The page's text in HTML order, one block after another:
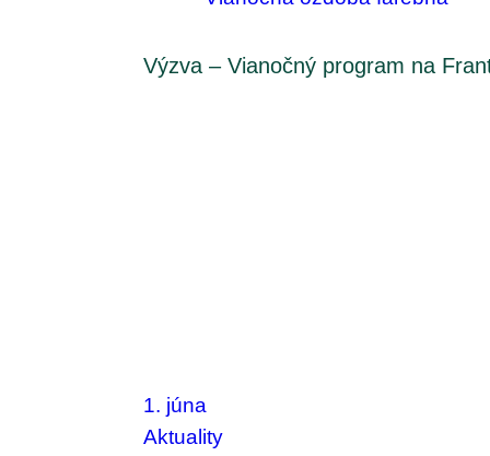
Výzva – Vianočný program na
1. júna
Aktuality